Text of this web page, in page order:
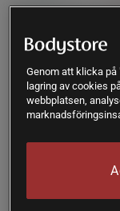
Fri frakt över 199 kr
Gaiam Marrakesh
harmonisk känsla
Genom att klicka på
lagring av cookies
webbplatsen,